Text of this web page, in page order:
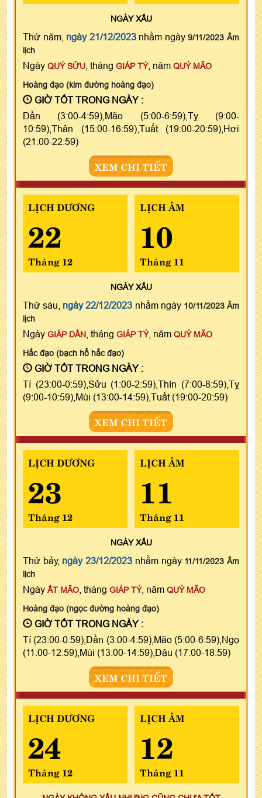
NGÀYXẤU
Thứ năm, ngày 21/12/2023nhằm ngày9/11/2023 Âm
lịch
Ngày QUÝ SỬU , tháng GIÁP TÝ, năm QUÝ MÃO
Hoàng đạo (kim đường hoàng đạo)
GIỜ TỐT TRONG NGÀY :
Dần (3:00-4:59),Mão (5:00-6:59),Tỵ (9:00-
10:59),Thân (15:00-16:59),Tuất (19:00-20:59),Hợi
(21:00-22:59)
XEM CHI TIẾT
LỊCH DƯƠNG
22
Tháng 12
LỊCH ÂM
10
Tháng 11
NGÀYXẤU
Thứ sáu, ngày 22/12/2023 nhằm ngày 10/11/2023 Âm
lịch
Ngày GIÁP DẦN , tháng GIÁP TÝ, năm QUÝ MÃO
Hắc đạo (bạch hổ hắc đạo)
GIỜ TỐT TRONG NGÀY :
Tí (23:00-0:59),Sửu (1:00-2:59),Thìn (7:00-8:59),Tỵ
(9:00-10:59),Mùi (13:00-14:59),Tuất (19:00-20:59)
XEM CHI TIẾT
LỊCH DƯƠNG
23
Tháng 12
LỊCH ÂM
11
Tháng 11
NGÀYXẤU
Thứ bảy, ngày 23/12/2023 nhằm ngày 11/11/2023 Âm
lịch
Ngày ẤT MÃO , tháng GIÁP TÝ, năm QUÝ MÃO
Hoàng đạo (ngọc đường hoàng đạo)
GIỜ TỐT TRONG NGÀY :
Tí (23:00-0:59),Dần (3:00-4:59),Mão (5:00-6:59),Ngọ
(11:00-12:59),Mùi (13:00-14:59),Dậu (17:00-18:59)
XEM CHI TIẾT
LỊCH DƯƠNG
24
Tháng 12
LỊCH ÂM
12
Tháng 11